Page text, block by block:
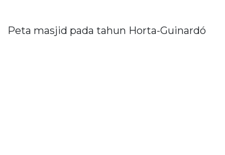
Peta masjid pada tahun Horta-Guinardó